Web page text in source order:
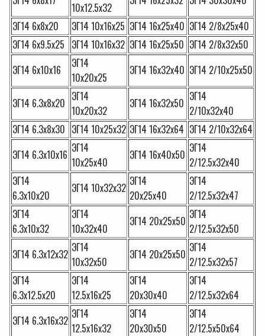
10х12.5х32
ЭГ14 6х8х20
ЭГ14 10х16х25 ЭГ14 16х25х40 ЭГ14 2/8х25х40
ЭГ14 6х9.5х25 ЭГ14 10х16х32 ЭГ14 16х25х50 ЭГ14 2/8х32х50
ЭГ14 6х10х16
ЭГ14
10х20х25
ЭГ14 16х32х40 ЭГ14 2/10х25х50
ЭГ14 6.3х8х20 ЭГ14
10х20х32
ЭГ14 16х32х50 ЭГ14
2/10х32х40
ЭГ14 6.3х8х30 ЭГ14 10х25х32 ЭГ14 16х32х64 ЭГ14 2/10х32х64
ЭГ14 6.3х10х16 ЭГ14
10х25х40
ЭГ14 16х40х50 ЭГ14
2/12.5х32х40
ЭГ14
6.3х10х20
ЭГ14 10х32х32 ЭГ14
20х25х40
ЭГ14
2/12.5х32х47
ЭГ14
6.3х10х32
ЭГ14
10х32х40
ЭГ14 20х25х50 ЭГ14
2/12.5х32х50
ЭГ14 6.3х12х32 ЭГ14
10х32х50
ЭГ14 20х25х50 ЭГ14
2/12.5х32х57
ЭГ14
6.3х12.5х20
ЭГ14
12.5х16х25
ЭГ14
20х30х40
ЭГ14
2/12.5х32х64
ЭГ14 6.3х16х32 ЭГ14
12.5х16х32
ЭГ14
20х30х50
ЭГ14
2/12.5х50х64